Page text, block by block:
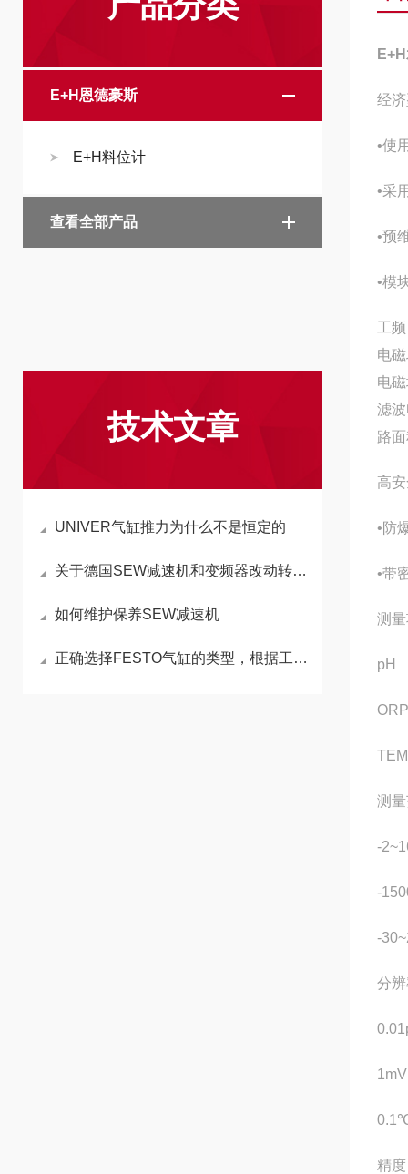
E+H恩德豪斯
E+H料位计
查看全部产品
技术文章
UNIVER气缸推力为什么不是恒定的
关于德国SEW减速机和变频器改动转速的差异讲解
如何维护保养SEW减速机
正确选择FESTO气缸的类型，根据工作要求和条件
经
•使
•采
•预
•模
工
电
电
滤
路
高
•防
•带
测
pH
ORP
测
-
-
-
分
1mV
精度